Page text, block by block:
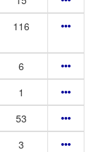
116
6
1
53
3